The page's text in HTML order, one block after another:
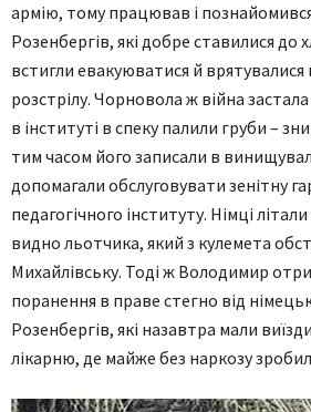
армію, тому працював і
Розенбергів, які добре ставилися до
встигли евакуюватися й врятувалися
розстрілу. Чорновола ж війна
в інституті в спеку палили груби –
тим часом його записали в
допомагали обслуговувати зенітну
педагогічного інституту. Німці
видно льотчика, який з кулемета
Михайлівську. Тоді ж Володимир
поранення в праве стегно від
Розенбергів, які назавтра мали
лікарню, де майже без наркозу